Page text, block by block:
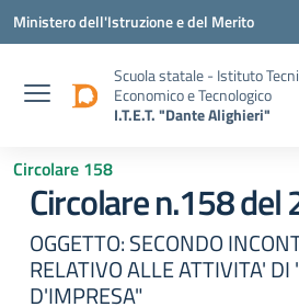
Vai ai contenuti
Vai al menu di navigazione
Vai al footer
Ministero dell'Istruzione e del Merito
Scuola statale - Istituto
Economico e Tecnologico
I.T.E.T. "Dante Alighieri"
Circolare 158
Circolare n.158
OGGETTO: SECONDO
RELATIVO ALLE ATTIVITA'
D'IMPRESA"